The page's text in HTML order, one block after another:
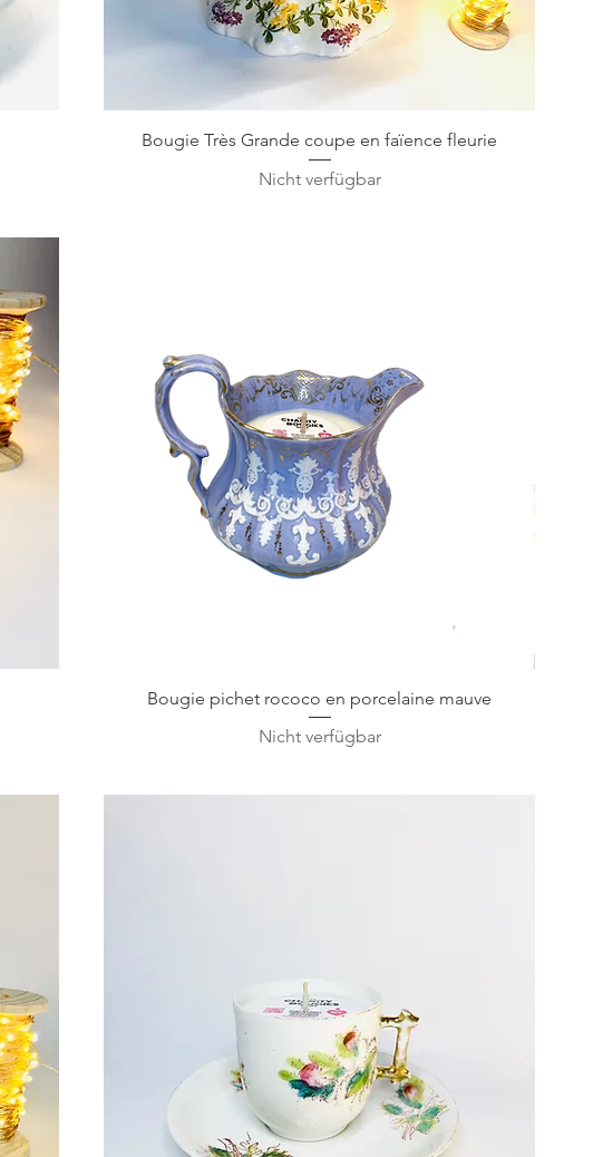
Schnellansicht
Bougie Très Grande coupe en faïence fleurie
Nicht verfügbar
Schnellansicht
Bougie pichet rococo en porcelaine mauve
Nicht verfügbar